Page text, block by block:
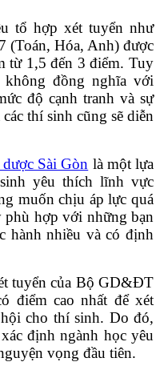
tổ hợp xét tuyển như
(Toán, Hóa, Anh) được
từ 1,5 đến 3 điểm. Tuy
không đồng nghĩa với
độ cạnh tranh và sự
thí sinh cũng sẽ diễn
Sài Gòn là một lựa
yêu thích lĩnh vực
muốn chịu áp lực quá
phù hợp với những bạn
hành nhiều và có định
tuyển của Bộ GD&ĐT
điểm cao nhất để xét
cho thí sinh. Do đó,
định ngành học yêu
vọng đầu tiên.